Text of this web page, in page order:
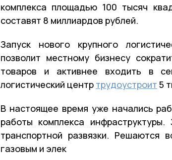
комплекса площадью 100 тысяч
составят 8 миллиардов рублей.
Запуск нового крупного
позволит местному бизнесу
товаров и активнее входить в
логистический центр трудоустроит 5
В настоящее время уже начались
работы комплекса
транспортной развязки. Решаются
газовым и элек